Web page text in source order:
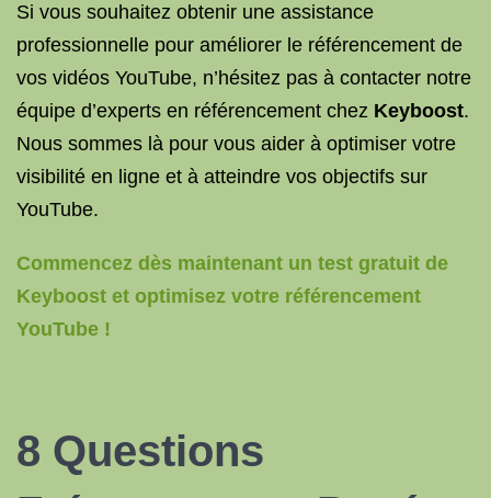
Si vous souhaitez obtenir une assistance
professionnelle pour améliorer le référencement de
vos vidéos YouTube, n’hésitez pas à contacter notre
équipe d’experts en référencement chez Keyboost.
Nous sommes là pour vous aider à optimiser votre
visibilité en ligne et à atteindre vos objectifs sur
YouTube.
Commencez dès maintenant un test gratuit de
Keyboost et optimisez votre référencement
YouTube !
8 Questions